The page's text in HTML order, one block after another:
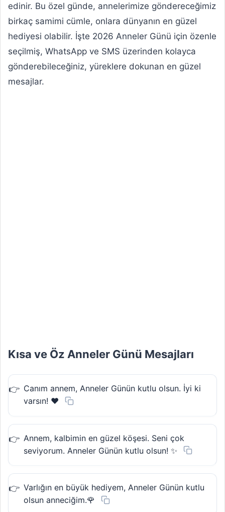
edinir. Bu özel günde, annelerimize göndereceğimiz
birkaç samimi cümle, onlara dünyanın en güzel
hediyesi olabilir. İşte 2026 Anneler Günü için özenle
seçilmiş, WhatsApp ve SMS üzerinden kolayca
gönderebileceğiniz, yüreklere dokunan en güzel
mesajlar.
Kısa ve Öz Anneler Günü Mesajları
Canım annem, Anneler Günün kutlu olsun. İyi ki
varsın! ❤️
Annem, kalbimin en güzel köşesi. Seni çok
seviyorum. Anneler Günün kutlu olsun! ✨
Varlığın en büyük hediyem, Anneler Günün kutlu
olsun anneciğim.🌹